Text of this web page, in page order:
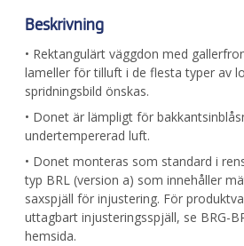
Beskrivning
• Rektangulärt väggdon med
lameller för tilluft i de flesta typer av
spridningsbild önskas.
• Donet är lämpligt för
undertempererad luft.
• Donet monteras som standard i
typ BRL (version a) som innehåller
saxspjäll för injustering. För
uttagbart injusteringsspjäll, se BRG-
hemsida.